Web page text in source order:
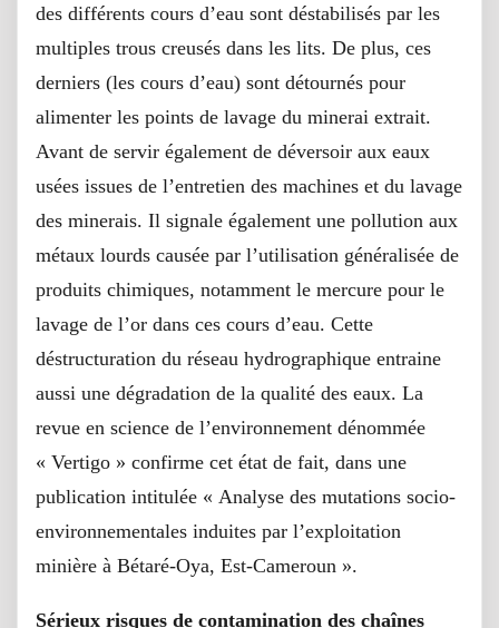
des différents cours d’eau sont déstabilisés par les
multiples trous creusés dans les lits. De plus, ces
derniers (les cours d’eau) sont détournés pour
alimenter les points de lavage du minerai extrait.
Avant de servir également de déversoir aux eaux
usées issues de l’entretien des machines et du lavage
des minerais. Il signale également une pollution aux
métaux lourds causée par l’utilisation généralisée de
produits chimiques, notamment le mercure pour le
lavage de l’or dans ces cours d’eau. Cette
déstructuration du réseau hydrographique entraine
aussi une dégradation de la qualité des eaux. La
revue en science de l’environnement dénommée
« Vertigo » confirme cet état de fait, dans une
publication intitulée « Analyse des mutations socio-
environnementales induites par l’exploitation
minière à Bétaré-Oya, Est-Cameroun ».
Sérieux risques de contamination des chaînes